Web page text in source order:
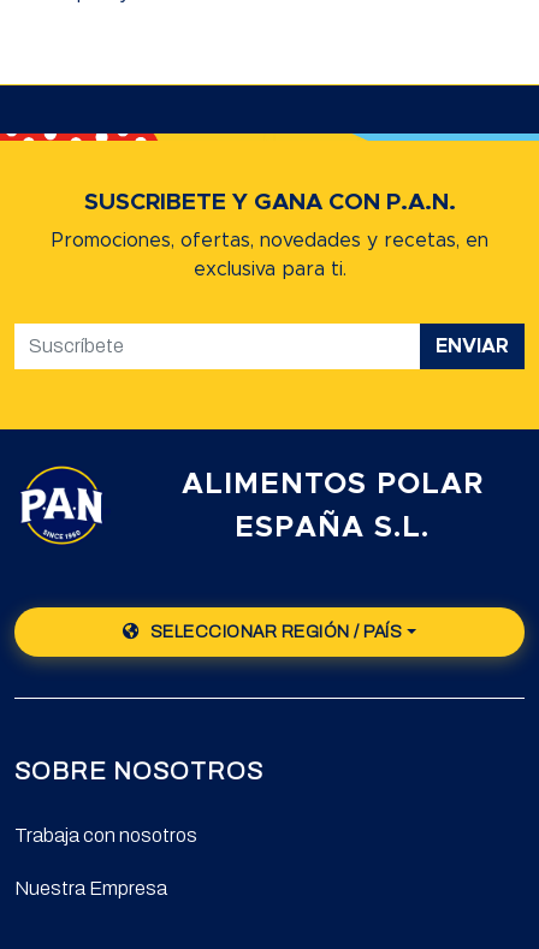
SUSCRIBETE Y GANA CON P.A.N.
Promociones, ofertas, novedades y recetas, en
exclusiva para ti.
ENVIAR
ALIMENTOS POLAR
ESPAÑA S.L.
SELECCIONAR REGIÓN / PAÍS
SOBRE NOSOTROS
Trabaja con nosotros
Nuestra Empresa